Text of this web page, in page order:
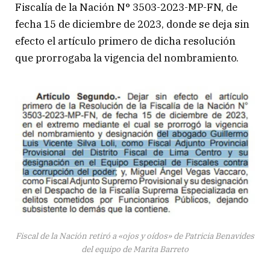
Fiscalía de la Nación N° 3503-2023-MP-FN, de
fecha 15 de diciembre de 2023, donde se deja sin
efecto el artículo primero de dicha resolución
que prorrogaba la vigencia del nombramiento.
Fiscal de la Nación retiró a «ojos y oídos» de Patricia Benavides
del equipo de Marita Barreto